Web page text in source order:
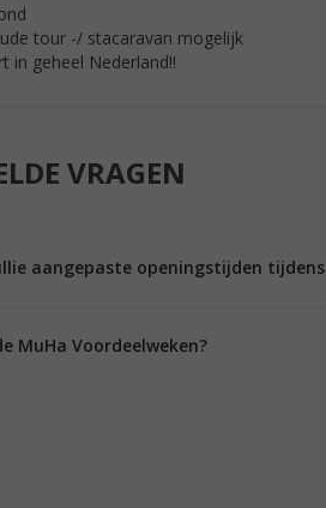
tour -/ stacaravan mogelijk
in geheel Nederland!!
VRAGEN
aangepaste openingstijden
MuHa Voordeelweken?